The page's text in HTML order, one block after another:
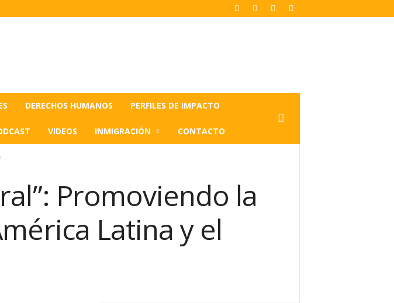
DERECHOS HUMANOS PERFILES DE IMPACTO
VIDEOS INMIGRACIÓN CONTACTO
Promoviendo la
Latina y el